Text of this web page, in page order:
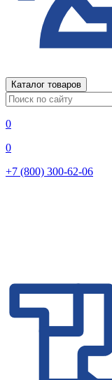
Каталог товаров
0
0
+7 (800) 300-62-06